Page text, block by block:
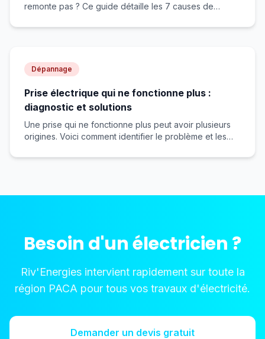
remonte pas ? Ce guide détaille les 7 causes de
la nuit, et vous donne la méthode pas à pas pour
Dépannage
Prise électrique qui ne fonctionne plus :
diagnostic et solutions
Une prise qui ne fonctionne plus peut avoir plusieurs
origines. Voici comment identifier le problème et les
Besoin d'un électricien ?
Riv'Energies intervient rapidement sur toute la
région PACA pour tous vos travaux d'électricité.
Demander un devis gratuit